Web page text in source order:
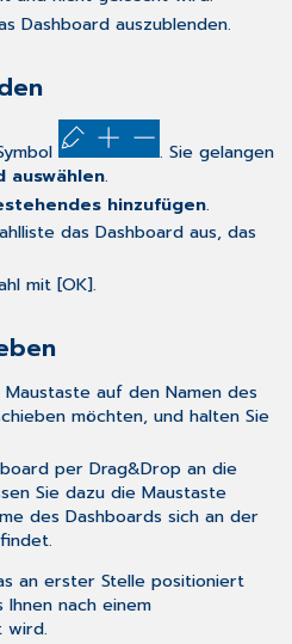
Dashboard auszublenden.
. Sie gelangen
auswählen.
hinzufügen.
das Dashboard aus, das
mit [OK].
auf den Namen des
möchten, und halten Sie
per Drag&Drop an die
Sie dazu die Maustaste
des Dashboards sich an der
an erster Stelle positioniert
nach einem
wird.